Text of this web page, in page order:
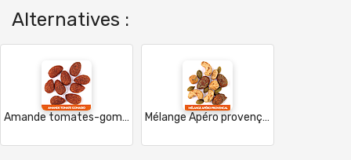
Alternatives :
Amande tomates-gomasio apéro - Bio - France Mélange Apéro provençal - Bio - France